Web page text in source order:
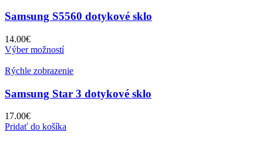
Samsung S5560 dotykové sklo
14.00€
Výber možnostíTento
má
variantov.
Možnosti
môžete
vybrať
Rýchle zobrazenie
Samsung Star 3 dotykové sklo
17.00€
Pridať do košíka